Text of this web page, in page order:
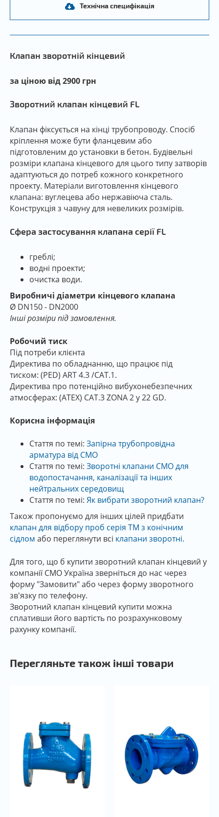
Технічна специфікація
Клапан зворотній кінцевий
за ціною від 2900 грн
Зворотний клапан кінцевий FL
Клапан фіксується на кінці трубопроводу. Спосіб
кріплення може бути фланцевим або
підготовленим до установки в бетон. Будівельні
розміри клапана кінцевого для цього типу затворів
адаптуються до потреб кожного конкретного
проекту. Матеріали виготовлення кінцевого
клапана: вуглецева або нержавіюча сталь.
Конструкція з чавуну для невеликих розмірів.
Сфера застосування клапана серії FL
греблі;
водні проекти;
очистка води.
Виробничі діаметри кінцевого клапана
Ø DN150 - DN2000
Інші розміри під замовлення.
Робочий тиск
Під потреби клієнта
Директива по обладнанню, що працює під
тиском: (PED) ART 4.3 /CAT.1.
Директива про потенційно вибухонебезпечних
атмосферах: (ATEX) CAT.3 ZONA 2 y 22 GD.
Корисна інформація
Стаття по темі: Запірна трубопровідна
арматура від СМО
Стаття по темі: Зворотні клапани СМО для
водопостачання, каналізації та інших
нейтральних середовищ
Стаття по темі: Як вибрати зворотний клапан?
Також пропонуємо для інших цілей придбати
клапан для відбору проб серія TM з конічним
сідлом або переглянути всі клапани зворотні.
Для того, що б купити зворотний клапан кінцевий у
компанії СМО Україна зверніться до нас через
форму "Замовити" або через форму зворотного
зв'язку по телефону.
Зворотний клапан кінцевий купити можна
сплативши його вартість по розрахунковому
рахунку компанії.
Перегляньте також інші товари